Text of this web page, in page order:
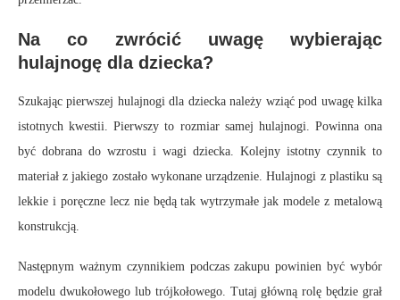
Na co zwrócić uwagę wybierając
hulajnogę dla dziecka?
Szukając pierwszej hulajnogi dla dziecka należy wziąć pod uwagę kilka
istotnych kwestii. Pierwszy to rozmiar samej hulajnogi. Powinna ona
być dobrana do wzrostu i wagi dziecka. Kolejny istotny czynnik to
materiał z jakiego zostało wykonane urządzenie. Hulajnogi z plastiku są
lekkie i poręczne lecz nie będą tak wytrzymałe jak modele z metalową
konstrukcją.
Następnym ważnym czynnikiem podczas zakupu powinien być wybór
modelu dwukołowego lub trójkołowego. Tutaj główną rolę będzie grał